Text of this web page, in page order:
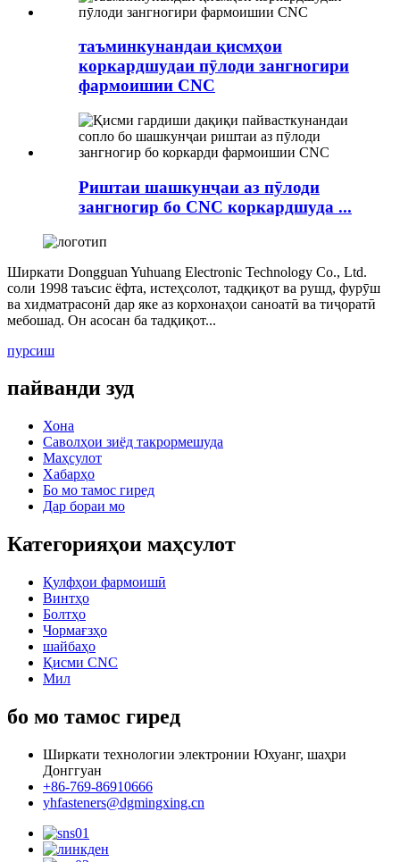
таъминкунандаи қисмҳои
коркардшудаи пӯлоди зангногири
фармоишии CNC
Риштаи шашкунҷаи аз пӯлоди
зангногир бо CNC коркардшуда ...
Ширкати Dongguan Yuhuang Electronic Technology Co., Ltd.
соли 1998 таъсис ёфта, истеҳсолот, тадқиқот ва рушд, фурӯш
ва хидматрасонӣ дар яке аз корхонаҳои саноатӣ ва тиҷоратӣ
мебошад. Он асосан ба тадқиқот...
пурсиш
пайванди зуд
Хона
Саволҳои зиёд такрормешуда
Маҳсулот
Хабарҳо
Бо мо тамос гиред
Дар бораи мо
Категорияҳои маҳсулот
Қулфҳои фармоишӣ
Винтҳо
Болтҳо
Чормағзҳо
шайбаҳо
Қисми CNC
Мил
бо мо тамос гиред
Ширкати технологии электронии Юхуанг, шаҳри
Донггуан
+86-769-86910666
yhfasteners@dgmingxing.cn